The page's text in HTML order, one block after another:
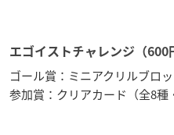
エゴイストチャレンジ（600
ゴール賞：ミニアクリルブロ
参加賞：クリアカード（全8種